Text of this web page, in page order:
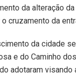
da alteração
cruzamento da
da cidade
e do Caminho
adotaram